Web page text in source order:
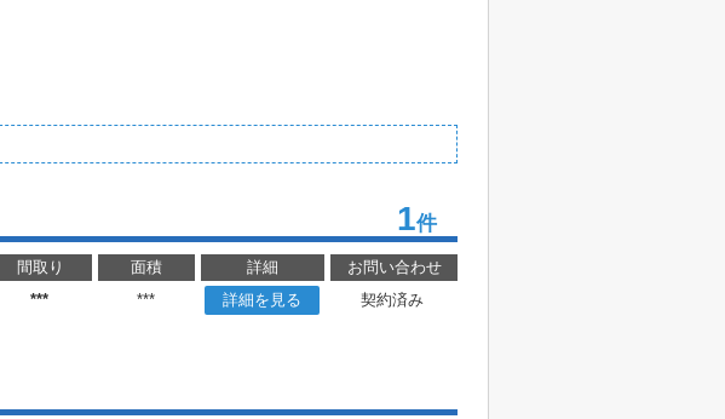
1件
間取り 面積 詳細
お問い合わせ
*** *** 詳細を見る
契約済み